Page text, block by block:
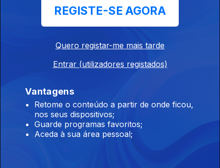
REGISTE-SE AGORA
Quero registar-me mais tarde
Entrar (utilizadores registados)
Vantagens
Retome o conteúdo a partir de onde ficou,
nos seus dispositivos;
Guarde programas favoritos;
Aceda à sua área pessoal;